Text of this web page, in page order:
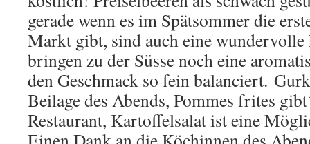
gerade wenn es im Spätsommer die
Markt gibt, sind auch eine wundervolle
bringen zu der Süsse noch eine
den Geschmack so fein balanciert.
Beilage des Abends, Pommes frites
Restaurant, Kartoffelsalat ist eine